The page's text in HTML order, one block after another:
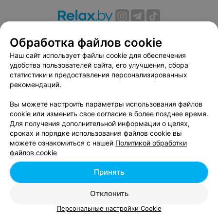
Вакансии
Публичный договор
Способы оплаты
Публичный договор по использованию сервиса
«Афиша»
Пользовательское соглашение
Связаться по вопросам сотрудничества
Написать руководителю relax.by
Персональные настройки cookie
Обработка персональных данных
| 220012, Республика Беларусь, г. Минск,
улица Толбухина, 2, пом. 16 | info@relax.by
Обработка файлов cookie
Наш сайт использует файлы cookie для обеспечения
удобства пользователей сайта, его улучшения, сбора
статистики и предоставления персонализированных
рекомендаций.
Вы можете настроить параметры использования файлов
cookie или изменить свое согласие в более позднее время.
Для получения дополнительной информации о целях,
сроках и порядке использования файлов cookie вы
можете ознакомиться с нашей Политикой обработки
файлов cookie
Отклонить
Принять
Персональные настройки Cookie